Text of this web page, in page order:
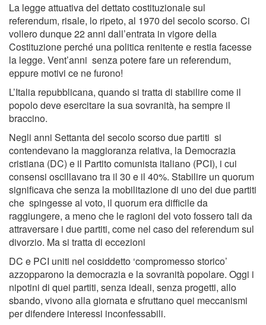
La legge attuativa del dettato costituzionale sul
referendum, risale, lo ripeto, al 1970 del secolo scorso. Ci
vollero dunque 22 anni dall’entrata in vigore della
Costituzione perché una politica renitente e restia facesse
la legge. Vent’anni senza potere fare un referendum,
eppure motivi ce ne furono!
L’Italia repubblicana, quando si tratta di stabilire come il
popolo deve esercitare la sua sovranità, ha sempre il
braccino.
Negli anni Settanta del secolo scorso due partiti si
contendevano la maggioranza relativa, la Democrazia
cristiana (DC) e il Partito comunista italiano (PCI), i cui
consensi oscillavano tra il 30 e il 40%. Stabilire un quorum
significava che senza la mobilitazione di uno dei due partiti
che spingesse al voto, il quorum era difficile da
raggiungere, a meno che le ragioni del voto fossero tali da
attraversare i due partiti, come nel caso del referendum sul
divorzio. Ma si tratta di eccezioni
DC e PCI uniti nel cosiddetto ‘compromesso storico’
azzopparono la democrazia e la sovranità popolare. Oggi i
nipotini di quei partiti, senza ideali, senza progetti, allo
sbando, vivono alla giornata e sfruttano quei meccanismi
per difendere interessi inconfessabili.